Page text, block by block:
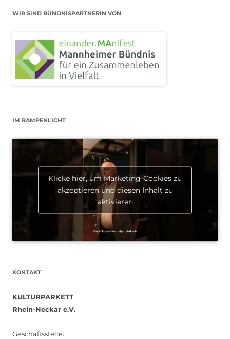
WIR SIND BÜNDNISPARTNERIN VON
IM RAMPENLICHT
Klicke hier, um Marketing-Cookies zu
akzeptieren und diesen Inhalt zu
aktivieren
KONTAKT
KULTURPARKETT
Rhein-Neckar e.V.
Geschäftsstelle: